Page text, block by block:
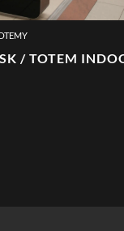
/ TOTEM